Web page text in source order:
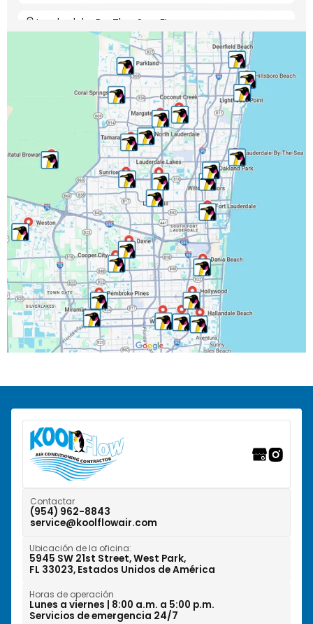
Lauderdale-By-The-Sea, FL
Lauderdale Lakes, FL
Lauderhill, FL
Lighthouse Point, FL
Margate, FL
Miramar, FL
North Lauderdale, FL
Oakland Park, FL
Parkland, FL
Pembroke Park, FL
Pembroke Pines, FL
Riverwalk Fort Lauderdale, FL
Tamarac, FL
West Park, FL
Wilton Manors, FL
Contactar
(954) 962-8843
service@koolflowair.com
Ubicación de la oficina:
5945 SW 21st Street, West Park,
FL 33023, Estados Unidos de América
Horas de operación
Lunes a viernes | 8:00 a.m. a 5:00 p.m.
Servicios de emergencia 24/7